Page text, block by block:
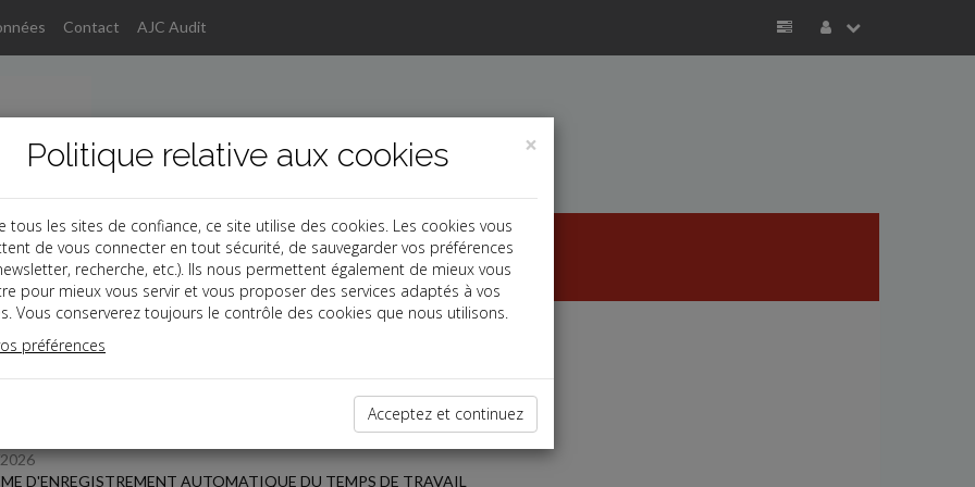
Contact AJC Audit
dernières dépêches
D'ENREGISTREMENT AUTOMATIQUE DU TEMPS DE TRAVAIL
×
Politique relative aux cookies
tous les sites de confiance, ce site utilise des cookies. Les cookies vous
de vous connecter en tout sécurité, de sauvegarder vos préférences
recherche, etc.). Ils nous permettent également de mieux vous
pour mieux vous servir et vous proposer des services adaptés à vos
Vous conserverez toujours le contrôle des cookies que nous utilisons.
préférences
Acceptez et continuez